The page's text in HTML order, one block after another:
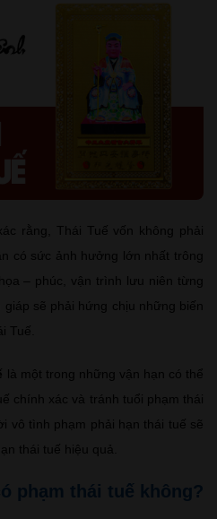
rằng, Thái Tuế vốn không phải
có sức ảnh hưởng lớn nhất trông
– phúc, vận trình lưu niên từng
sẽ phải hứng chịu những biến
Tuế.
là một trong những vận hạn có thể
chính xác và tránh tuổi phạm thái
vô tình phạm phải hạn thái tuế sẽ
thái tuế hiệu quả.
phạm thái tuế không?